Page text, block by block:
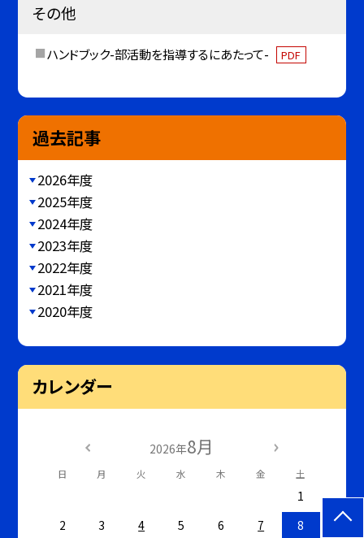
その他
ハンドブック-部活動を指導するにあたって- PDF
過去記事
2026年度
2025年度
2024年度
2023年度
2022年度
2021年度
2020年度
カレンダー
2026年8月
日 月 火 水 木 金 土
1
2
3 4 5 6 7 8